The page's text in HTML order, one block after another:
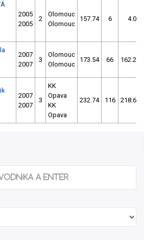
2005
2005
2
Olomouc
Olomouc
157.74 6 4.00
2007
2007
3
Olomouc
Olomouc
173.54 66 162.22
2007
2007
3
KK
Opava
KK
Opava
232.74 116 218.63